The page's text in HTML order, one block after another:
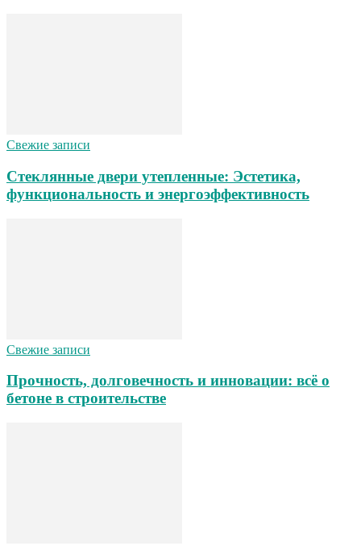
Свежие записи
Стеклянные двери утепленные: Эстетика,
функциональность и энергоэффективность
Свежие записи
Прочность, долговечность и инновации: всё о
бетоне в строительстве